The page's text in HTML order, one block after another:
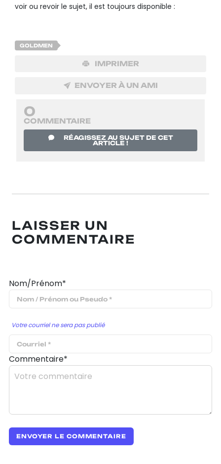
voir ou revoir le sujet, il est toujours disponible :
GOLDMEN
IMPRIMER
ENVOYER À UN AMI
0
COMMENTAIRE
RÉAGISSEZ AU SUJET DE CET
ARTICLE !
LAISSER UN
COMMENTAIRE
Nom/Prénom*
Votre courriel ne sera pas publié
Commentaire*